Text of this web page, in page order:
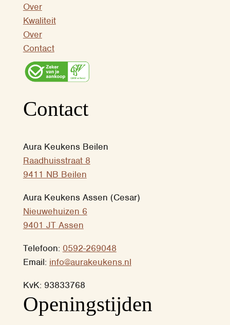
Over
Kwaliteit
Over
Contact
Contact
Aura Keukens Beilen
Raadhuisstraat 8
9411 NB Beilen
Aura Keukens Assen (Cesar)
Nieuwehuizen 6
9401 JT Assen
Telefoon: 0592-269048
Email: info@aurakeukens.nl
KvK: 93833768
‎Openingstijden